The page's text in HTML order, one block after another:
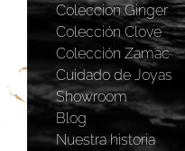
Coleccion Ginger
Colección Clove
Colección Zamac
Cuidado de Joyas
Showroom
Blog
Nuestra historia